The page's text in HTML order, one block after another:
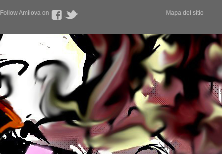
Follow Amilova on Mapa del sitio